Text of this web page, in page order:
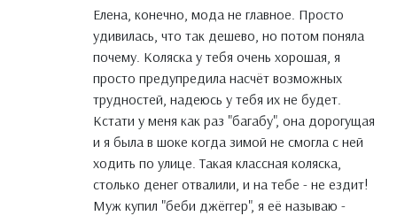
Елена, конечно, мода не главное. Просто
удивилась, что так дешево, но потом поняла
почему. Коляска у тебя очень хорошая, я
просто предупредила насчёт возможных
трудностей, надеюсь у тебя их не будет.
Кстати у меня как раз "багабу", она дорогущая
и я была в шоке когда зимой не смогла с ней
ходить по улице. Такая классная коляска,
столько денег отвалили, и на тебе - не ездит!
Муж купил "беби джёггер", я её называю -